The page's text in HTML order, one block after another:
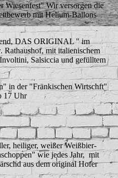
Wiesenfest" Wir versorgen die
mit Helium-Ballons
DAS ORIGINAL " im
Rathaushof, mit italienischem
Salsiccia und gefülltem
in der "Fränkischen Wirtschft"
17 Uhr
heiliger, weißer Weißbier-
wie jedes Jahr, mit
aus dem original Hofer